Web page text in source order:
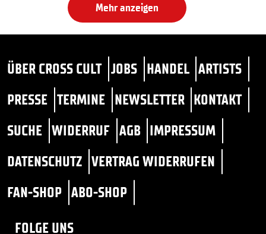
Mehr anzeigen
ÜBER CROSS CULT JOBS HANDEL ARTISTS
PRESSE TERMINE NEWSLETTER KONTAKT
SUCHE WIDERRUF AGB IMPRESSUM
DATENSCHUTZ VERTRAG WIDERRUFEN
FAN-SHOP ABO-SHOP
FOLGE UNS